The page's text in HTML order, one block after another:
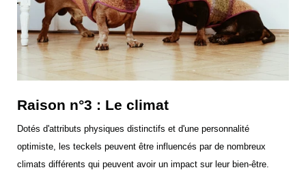
Raison n°3 : Le climat
Dotés d'attributs physiques distinctifs et d'une personnalité
optimiste, les teckels peuvent être influencés par de nombreux
climats différents qui peuvent avoir un impact sur leur bien-être.